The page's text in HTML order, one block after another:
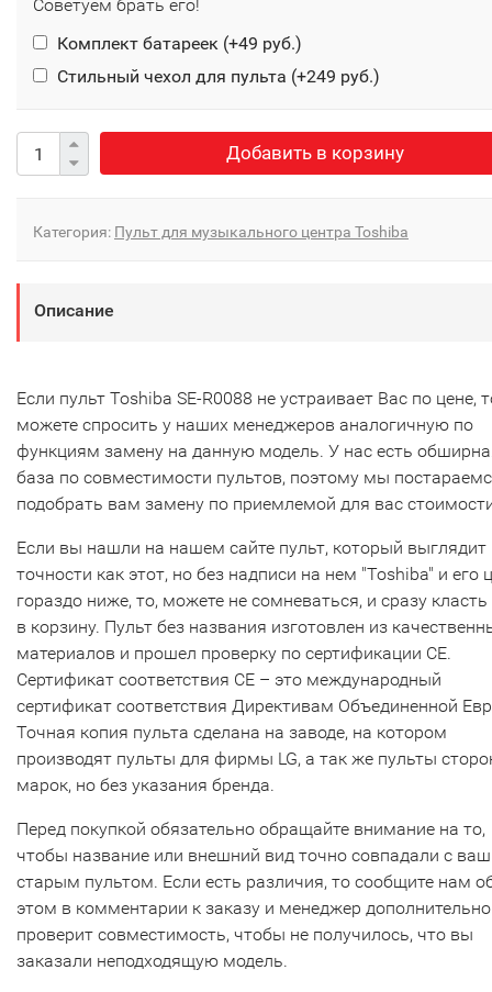
Советуем брать его!
Комплект батареек (+49 руб.)
Стильный чехол для пульта (+249 руб.)
Добавить в корзину
Категория: Пульт для музыкального центра Toshiba
Описание
Если пульт Toshiba SE-R0088 не устраивает Вас по цене,
можете спросить у наших менеджеров аналогичную по
функциям замену на данную модель. У нас есть
база по совместимости пультов, поэтому мы
подобрать вам замену по приемлемой для вас
Если вы нашли на нашем сайте пульт, который выглядит
точности как этот, но без надписи на нем "Toshiba" и его
гораздо ниже, то, можете не сомневаться, и сразу класть
в корзину. Пульт без названия изготовлен из
материалов и прошел проверку по сертификации CE.
Сертификат соответствия СЕ – это международный
сертификат соответствия Директивам Объединенной
Точная копия пульта сделана на заводе, на котором
производят пульты для фирмы LG, а так же пульты
марок, но без указания бренда.
Перед покупкой обязательно обращайте внимание на то,
чтобы название или внешний вид точно совпадали с
старым пультом. Если есть различия, то сообщите нам
этом в комментарии к заказу и менеджер дополнительно
проверит совместимость, чтобы не получилось, что вы
заказали неподходящую модель.